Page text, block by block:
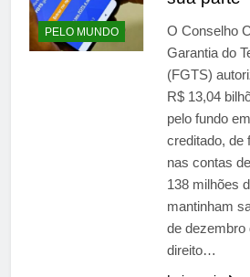
PELO MUNDO
O Conselho
Garantia do
(FGTS)
R$ 13,04
pelo fundo
creditado, de
nas contas
138 milhões
mantinham
de dezembro
direito…